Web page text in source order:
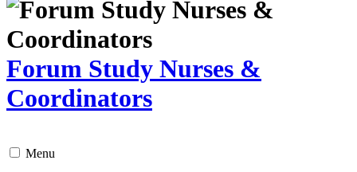
Forum Study Nurses &
Coordinators
Menu